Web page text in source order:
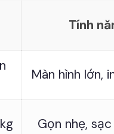
Tính
Màn hình lớn,
Gọn nhẹ,